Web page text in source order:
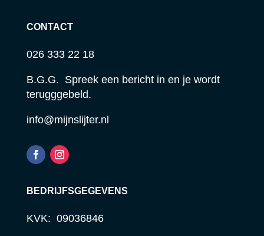
CONTACT
026 333 22 18
B.G.G. Spreek een bericht in en je wordt
terugggebeld.
info@mijnslijter.nl
BEDRIJFSGEGEVENS
KVK: 09036846